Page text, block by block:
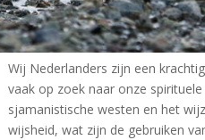
Wij Nederlanders zijn een
vaak op zoek naar onze
sjamanistische westen en het
wijsheid, wat zijn de gebruiken